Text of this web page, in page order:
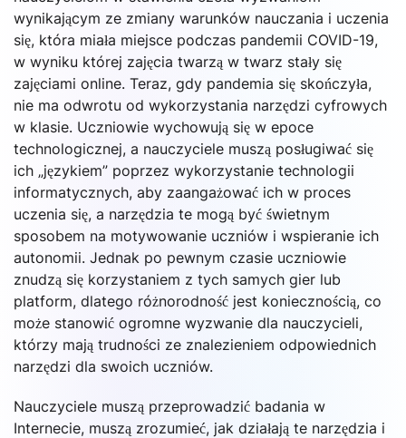
wynikającym ze zmiany warunków nauczania i uczenia
się, która miała miejsce podczas pandemii COVID-19,
w wyniku której zajęcia twarzą w twarz stały się
zajęciami online. Teraz, gdy pandemia się skończyła,
nie ma odwrotu od wykorzystania narzędzi cyfrowych
w klasie. Uczniowie wychowują się w epoce
technologicznej, a nauczyciele muszą posługiwać się
ich „językiem” poprzez wykorzystanie technologii
informatycznych, aby zaangażować ich w proces
uczenia się, a narzędzia te mogą być świetnym
sposobem na motywowanie uczniów i wspieranie ich
autonomii. Jednak po pewnym czasie uczniowie
znudzą się korzystaniem z tych samych gier lub
platform, dlatego różnorodność jest koniecznością, co
może stanowić ogromne wyzwanie dla nauczycieli,
którzy mają trudności ze znalezieniem odpowiednich
narzędzi dla swoich uczniów.
Nauczyciele muszą przeprowadzić badania w
Internecie, muszą zrozumieć, jak działają te narzędzia i